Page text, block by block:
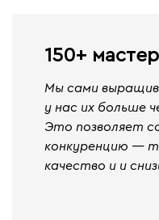
150+
Мы сами
у нас их больше
Это позволяет
конкуренцию —
качество и и